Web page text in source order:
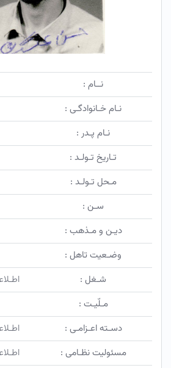
نــام :
نـام خـانوادگـی :
نـام پـدر :
تـاریخ تـولـد :
مـحل تـولـد :
سـن :
دیـن و مـذهب :
وضـعیت تاهل :
شـغل :
مـلّیـت :
دسـته اعـزامـی :
مسئولیت نظـامی :